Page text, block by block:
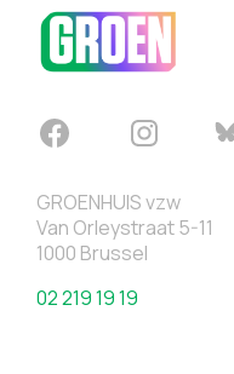
GROENHUIS vzw
Van Orleystraat 5-11
1000 Brussel
02 219 19 19